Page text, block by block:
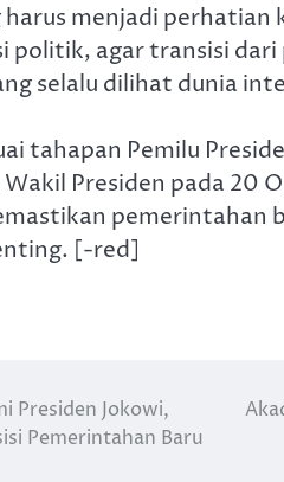
harus menjadi
politik, agar transisi
selalu dilihat dunia
tahapan Pemilu
Presiden pada 20
pemerintahan
[-red]
Presiden Jokowi,
Pemerintahan Baru